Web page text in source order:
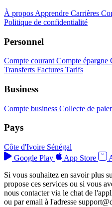
À propos Apprendre Carrières
Politique de confidentialité
Personnel
Compte courant Compte épargne
Transferts Factures Tarifs
Business
Compte business Collecte de
Pays
Côte d'Ivoire Sénégal
Google Play
App Store
Si vous souhaitez en savoir plus
propose ces services ou si vous
nous contacter via le chat de
ou par email à l'adresse